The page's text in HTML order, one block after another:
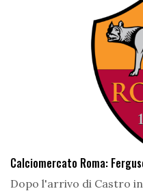
Calciomercato Roma:
Dopo l'arrivo di Castro